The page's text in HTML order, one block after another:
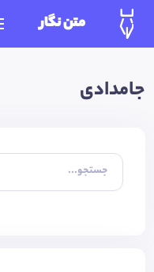
متن نگار
جامدادی
جستجو...